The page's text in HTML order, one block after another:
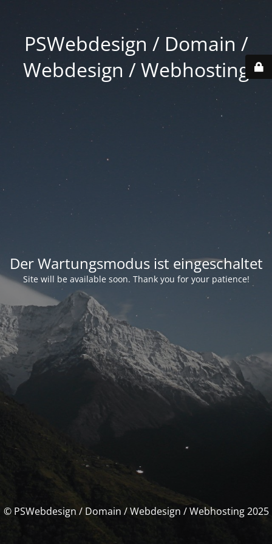
PSWebdesign / Domain /
Webdesign / Webhosting
Der Wartungsmodus ist eingeschaltet
Site will be available soon. Thank you for your patience!
© PSWebdesign / Domain / Webdesign / Webhosting 2025